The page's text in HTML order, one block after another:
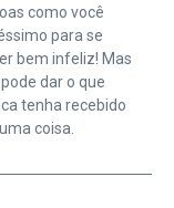
como você
para se
bem infeliz! Mas
dar o que
tenha recebido
coisa.